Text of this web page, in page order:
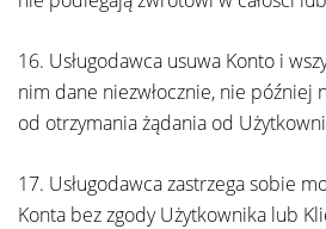
16. Usługodawca usuwa Konto i
nim dane niezwłocznie, nie później
od otrzymania żądania od
17. Usługodawca zastrzega sobie
Konta bez zgody Użytkownika lub